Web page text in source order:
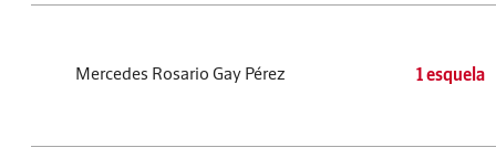
Mercedes Rosario Gay Pérez 1 esquela